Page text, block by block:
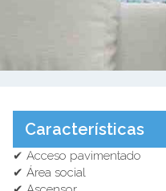
Características
✔ Acceso pavimentado
✔ Área social